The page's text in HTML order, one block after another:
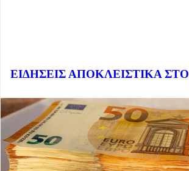
ΕΙΔΗΣΕΙΣ ΑΠΟΚΛΕΙΣΤΙΚΑ ΣΤΟ